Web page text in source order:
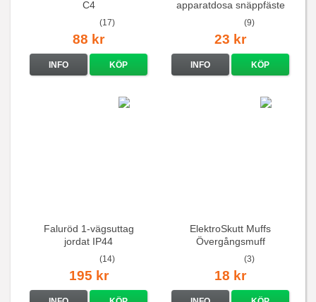
C4
(17)
88 kr
INFO KÖP
apparatdosa snäppfäste
(9)
23 kr
INFO KÖP
Faluröd 1-vägsuttag
jordat IP44
(14)
195 kr
ElektroSkutt Muffs
Övergångsmuff
(3)
18 kr